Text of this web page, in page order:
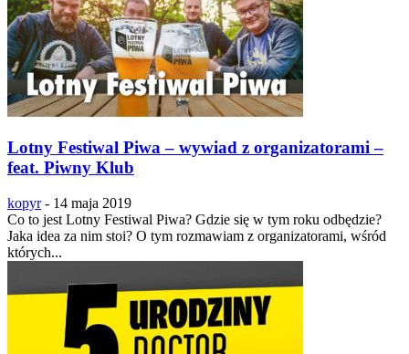
Lotny Festiwal Piwa – wywiad z organizatorami –
feat. Piwny Klub
kopyr - 14 maja 2019
Co to jest Lotny Festiwal Piwa? Gdzie się w tym roku odbędzie?
Jaka idea za nim stoi? O tym rozmawiam z organizatorami, wśród
których...